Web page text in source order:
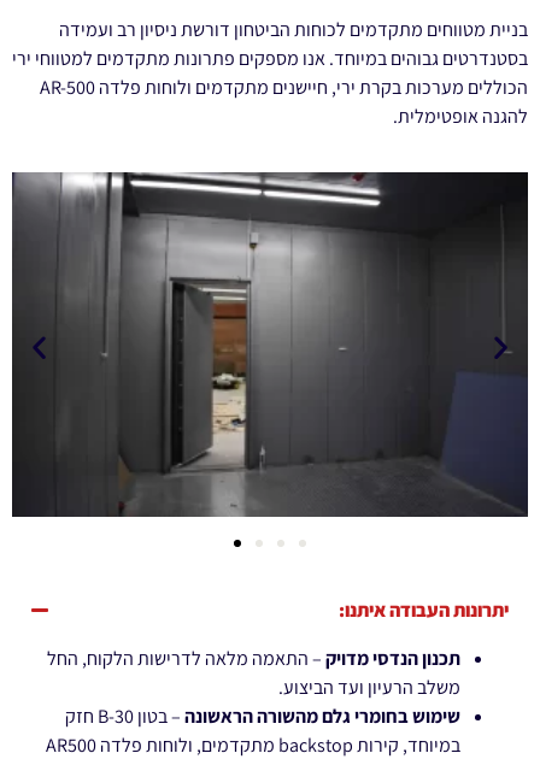
בניית מטווחים מתקדמים לכוחות הביטחון דורשת ניסיון רב ועמידה
בסטנדרטים גבוהים במיוחד. אנו מספקים פתרונות מתקדמים למטווחי ירי
הכוללים מערכות בקרת ירי, חיישנים מתקדמים ולוחות פלדה AR-500
להגנה אופטימלית.
יתרונות העבודה איתנו:
תכנון הנדסי מדויק– התאמה מלאה לדרישות הלקוח, החל
משלב הרעיון ועד הביצוע.
שימוש בחומרי גלם מהשורה הראשונה
– בטון B-30 חזק
במיוחד, קירות backstop מתקדמים, ולוחות פלדה AR500